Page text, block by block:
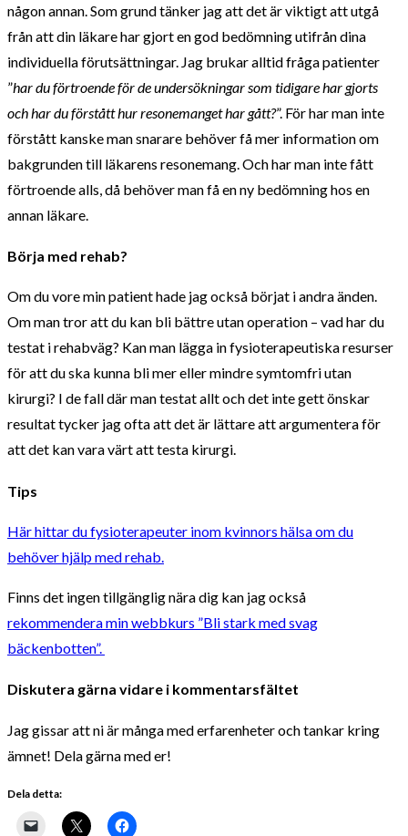
någon annan. Som grund tänker jag att det är viktigt att utgå
från att din läkare har gjort en god bedömning utifrån dina
individuella förutsättningar. Jag brukar alltid fråga patienter
”har du förtroende för de undersökningar som tidigare har gjorts
och har du förstått hur resonemanget har gått?”. För har man inte
förstått kanske man snarare behöver få mer information om
bakgrunden till läkarens resonemang. Och har man inte fått
förtroende alls, då behöver man få en ny bedömning hos en
annan läkare.
Börja med rehab?
Om du vore min patient hade jag också börjat i andra änden.
Om man tror att du kan bli bättre utan operation – vad har du
testat i rehabväg? Kan man lägga in fysioterapeutiska resurser
för att du ska kunna bli mer eller mindre symtomfri utan
kirurgi? I de fall där man testat allt och det inte gett önskar
resultat tycker jag ofta att det är lättare att argumentera för
att det kan vara värt att testa kirurgi.
Tips
Här hittar du fysioterapeuter inom kvinnors hälsa om du
behöver hjälp med rehab.
Finns det ingen tillgänglig nära dig kan jag också
rekommendera min webbkurs ”Bli stark med svag
bäckenbotten”.
Diskutera gärna vidare i kommentarsfältet
Jag gissar att ni är många med erfarenheter och tankar kring
ämnet! Dela gärna med er!
Dela detta: